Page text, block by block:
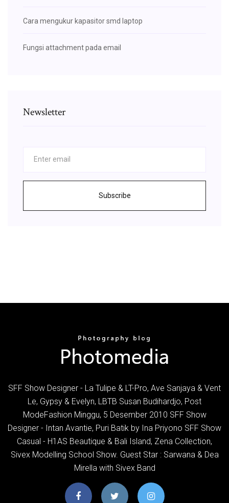
Cara mengukur kapasitor smd laptop
Fungsi attachment pada email
Newsletter
Subscribe
SFF Show Designer - La Tulipe & LT-Pro, Ave Sanjaya & Vent
Le, Gypsy & Evelyn, LBTB Susan Budihardjo, Post
ModeFashion Minggu, 5 Desember 2010 SFF Show
Designer - Intan Avantie, Puri Batik by Ina Priyono SFF Show
Casual - H1AS Beautique & Bali Island, Zena Collection,
Sivex Modelling School Show. Guest Star : Sarwana & Dea
Mirella with Sivex Band